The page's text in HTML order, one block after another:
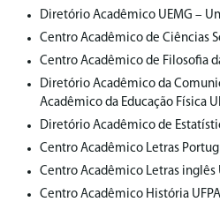
Diretório Acadêmico UEMG –
Centro Acadêmico de Ciências
Centro Acadêmico de Filosofia
Diretório Acadêmico da
Acadêmico da Educação Física
Diretório Acadêmico de
Centro Acadêmico Letras
Centro Acadêmico Letras inglês
Centro Acadêmico História